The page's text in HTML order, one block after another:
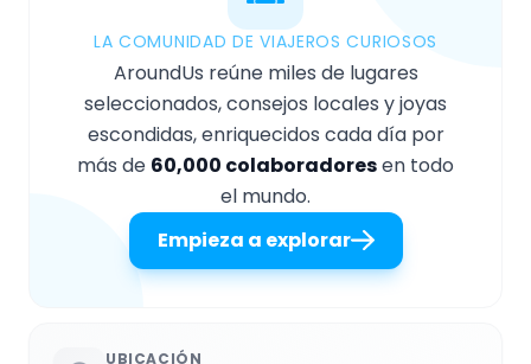
LA COMUNIDAD DE VIAJEROS CURIOSOS
AroundUs reúne miles de lugares
seleccionados, consejos locales y joyas
escondidas, enriquecidos cada día por
más de 60,000 colaboradoresen todo
el mundo.
Empieza a explorar
UBICACIÓN